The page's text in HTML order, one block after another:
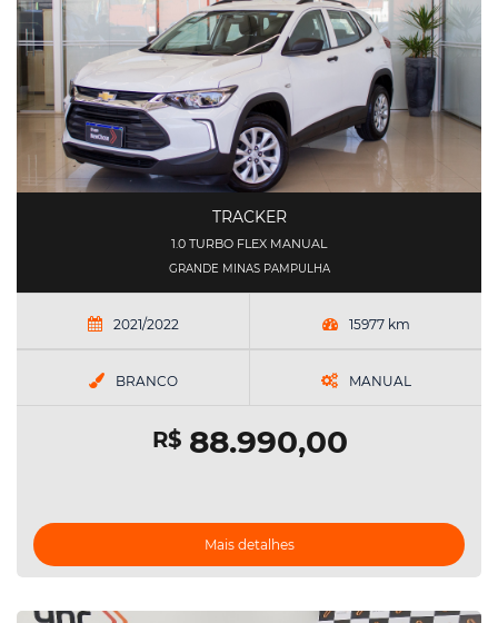
TRACKER
1.0 TURBO FLEX MANUAL
GRANDE MINAS PAMPULHA
2021/2022 15977 km
BRANCO MANUAL
R$88.990,00
Mais detalhes